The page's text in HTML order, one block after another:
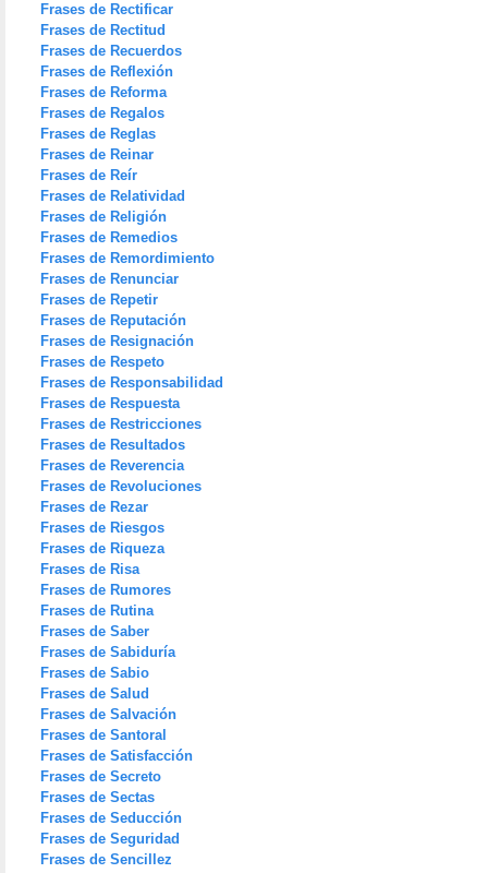
Frases de Rectificar
Frases de Rectitud
Frases de Recuerdos
Frases de Reflexión
Frases de Reforma
Frases de Regalos
Frases de Reglas
Frases de Reinar
Frases de Reír
Frases de Relatividad
Frases de Religión
Frases de Remedios
Frases de Remordimiento
Frases de Renunciar
Frases de Repetir
Frases de Reputación
Frases de Resignación
Frases de Respeto
Frases de Responsabilidad
Frases de Respuesta
Frases de Restricciones
Frases de Resultados
Frases de Reverencia
Frases de Revoluciones
Frases de Rezar
Frases de Riesgos
Frases de Riqueza
Frases de Risa
Frases de Rumores
Frases de Rutina
Frases de Saber
Frases de Sabiduría
Frases de Sabio
Frases de Salud
Frases de Salvación
Frases de Santoral
Frases de Satisfacción
Frases de Secreto
Frases de Sectas
Frases de Seducción
Frases de Seguridad
Frases de Sencillez